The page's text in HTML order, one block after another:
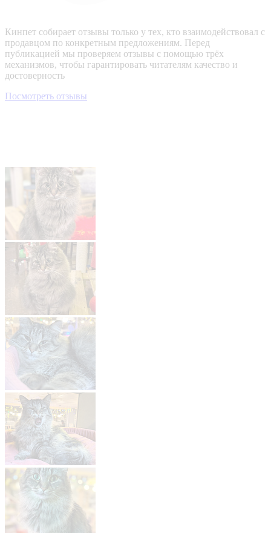
Кинпет собирает отзывы только у тех, кто взаимодействовал с
продавцом по конкретным предложениям. Перед
публикацией мы проверяем отзывы с помощью трёх
механизмов, чтобы гарантировать читателям качество и
достоверность
Посмотреть отзывы